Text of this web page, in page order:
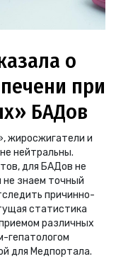
о
при
БАДов
жиросжигатели и
нейтральны.
для БАДов не
знаем точный
причинно-
статистика
различных
гепатологом
для Медпортала.